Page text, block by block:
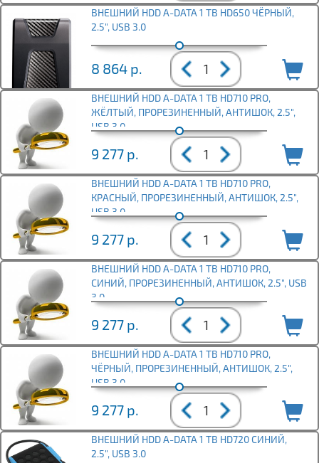
ВНЕШНИЙ HDD A-DATA 1 TB HD650 ЧЁРНЫЙ,
2.5", USB 3.0
8 864 р.
ВНЕШНИЙ HDD A-DATA 1 TB HD710 PRO,
ЖЁЛТЫЙ, ПРОРЕЗИНЕННЫЙ, АНТИШОК, 2.5",
USB 3.0
9 277 р.
ВНЕШНИЙ HDD A-DATA 1 TB HD710 PRO,
КРАСНЫЙ, ПРОРЕЗИНЕННЫЙ, АНТИШОК, 2.5",
USB 3.0
9 277 р.
ВНЕШНИЙ HDD A-DATA 1 TB HD710 PRO,
СИНИЙ, ПРОРЕЗИНЕННЫЙ, АНТИШОК, 2.5", USB
3.0
9 277 р.
ВНЕШНИЙ HDD A-DATA 1 TB HD710 PRO,
ЧЁРНЫЙ, ПРОРЕЗИНЕННЫЙ, АНТИШОК, 2.5",
USB 3.0
9 277 р.
ВНЕШНИЙ HDD A-DATA 1 TB HD720 СИНИЙ,
2.5", USB 3.0